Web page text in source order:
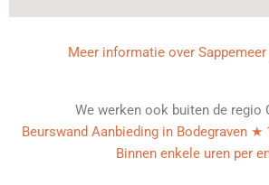
Meer informatie over Sappemeer
We werken ook buiten de regio
Beurswand Aanbieding in Bodegraven
Binnen enkele uren per